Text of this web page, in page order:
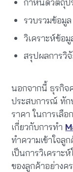
รวบรวมข้อมูล
วิเคราะห์ข้อมู
สรุปผลการวิ
นอกจากนี้ ธุรกิจ
ประสบการณ์ ทัก
ราคา ในการเลื
เกี่ยวกับการทำ
ทำความเข้าใจลู
เป็นการวิเคราะ
ของลูกค้าอย่างค